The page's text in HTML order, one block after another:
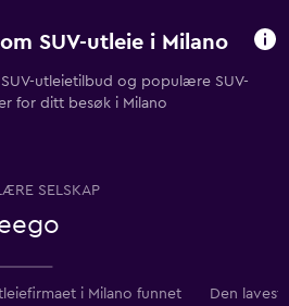
SUV-utleie i Milano
utleietilbud og populære SUV-
for ditt besøk i Milano
SELSKAP
i Milano funnet
Den